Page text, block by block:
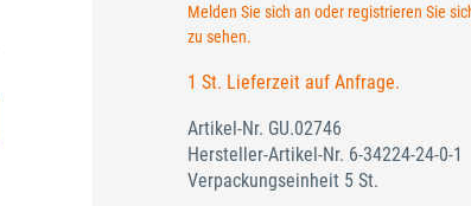
Melden Sie sich an oder registrieren Sie
zu sehen.
1 St. Lieferzeit auf Anfrage.
Artikel-Nr. GU.02746
Hersteller-Artikel-Nr. 6-34224-24-0-1
Verpackungseinheit 5 St.